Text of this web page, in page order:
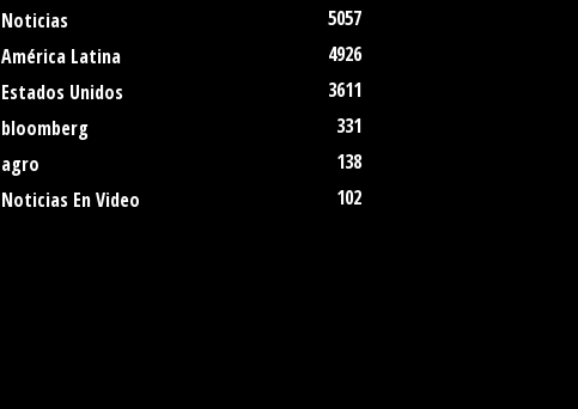
Noticias
5057
América Latina
4926
Estados Unidos
3611
bloomberg
331
agro
138
Noticias En Video
102